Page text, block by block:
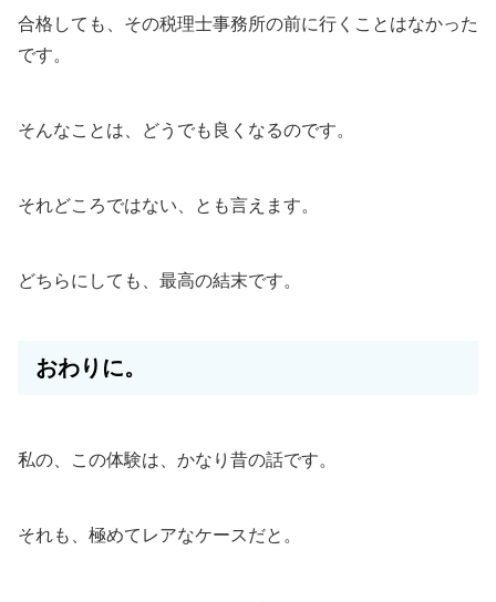
合格しても、その税理士事務所の前に行くことはなかった
です。
そんなことは、どうでも良くなるのです。
それどころではない、とも言えます。
どちらにしても、最高の結末です。
おわりに。
私の、この体験は、かなり昔の話です。
それも、極めてレアなケースだと。